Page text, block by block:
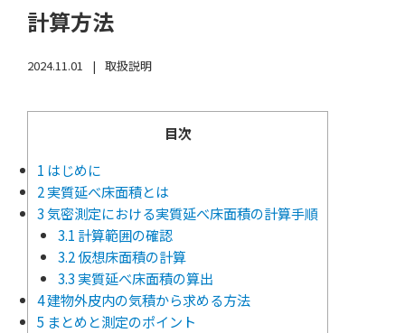
計算方法
2024.11.01 取扱説明
目次
1 はじめに
2実質延べ床面積とは
3気密測定における実質延べ床面積の計算手順
3.1 計算範囲の確認
3.2仮想床面積の計算
3.3 実質延べ床面積の算出
4建物外皮内の気積から求める方法
5 まとめと測定のポイント